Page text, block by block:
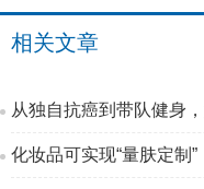
相关文章
从独自抗癌到带队健身
化妆品可实现“量肤定制”